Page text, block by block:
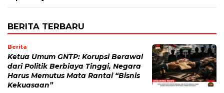
BERITA TERBARU
Berita
Ketua Umum GNTP: Korupsi Berawal
dari Politik Berbiaya Tinggi, Negara
Harus Memutus Mata Rantai “Bisnis
Kekuasaan”